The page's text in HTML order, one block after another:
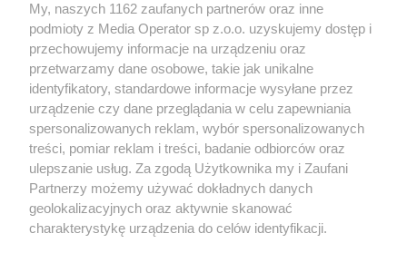
Wydawca mediówlokalnych
Nie zapomnij
zapoznać się z:
polityką prywatności regulamin korzystania z portali
Twojemiasto
Piekary Śląskie
Chorzów
Tarnowskie Góry
Skontakuj sięz nami
Kontakt
Wydawca
Redakcja
My, naszych 1162 zaufanych partnerów oraz inne
podmioty z Media Operator sp z.o.o. uzyskujemy dostęp i
przechowujemy informacje na urządzeniu oraz
przetwarzamy dane osobowe, takie jak unikalne
identyfikatory, standardowe informacje wysyłane przez
urządzenie czy dane przeglądania w celu zapewniania
spersonalizowanych reklam, wybór spersonalizowanych
treści, pomiar reklam i treści, badanie odbiorców oraz
ulepszanie usług. Za zgodą Użytkownika my i Zaufani
Partnerzy możemy używać dokładnych danych
geolokalizacyjnych oraz aktywnie skanować
charakterystykę urządzenia do celów identyfikacji.